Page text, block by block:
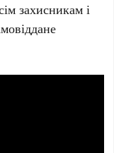
захисникам і